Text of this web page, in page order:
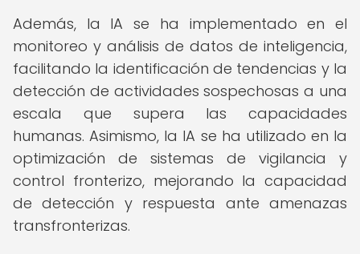
Además, la IA se ha implementado en el
monitoreo y análisis de datos de inteligencia,
facilitando la identificación de tendencias y la
detección de actividades sospechosas a una
escala que supera las capacidades
humanas. Asimismo, la IA se ha utilizado en la
optimización de sistemas de vigilancia y
control fronterizo, mejorando la capacidad
de detección y respuesta ante amenazas
transfronterizas.